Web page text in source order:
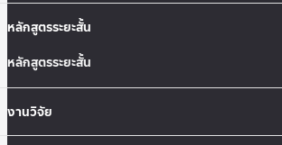
หลักสูตรระยะสั้น
หลักสูตรระยะสั้น
งานวิจัย